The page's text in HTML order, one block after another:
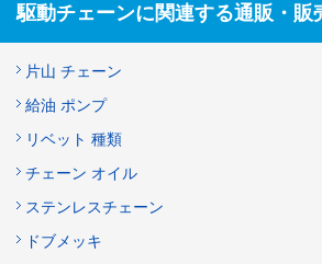
駆動チェーンに関連する通販・販
片山 チェーン
給油 ポンプ
リベット 種類
チェーン オイル
ステンレスチェーン
ドブメッキ